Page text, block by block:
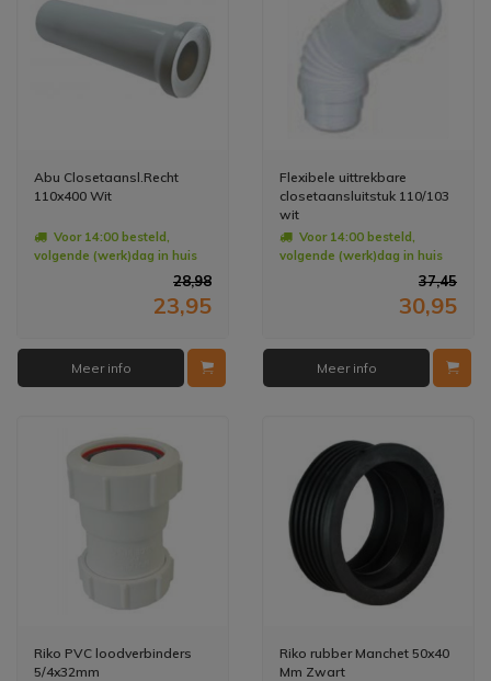
Abu Closetaansl.Recht
110x400 Wit
Voor 14:00 besteld,
volgende (werk)dag in huis
28,98
23,95
Meer info
Flexibele uittrekbare
closetaansluitstuk 110/103
wit
Voor 14:00 besteld,
volgende (werk)dag in huis
37,45
30,95
Meer info
Riko PVC loodverbinders
5/4x32mm
Riko rubber Manchet 50x40
Mm Zwart